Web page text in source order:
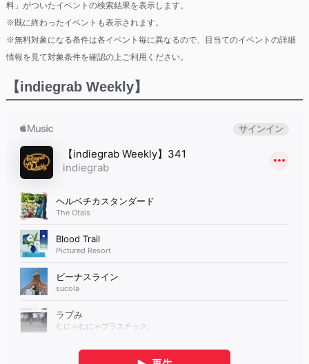
料」がついたイベントの検索結果を表示します。
※既に終わったイベントも表示されます。
※無料対象になる条件は各イベント毎に異なるので、目当てのイベントの詳細
情報を見て対象条件を確認の上ご利用ください。
【indiegrab Weekly】